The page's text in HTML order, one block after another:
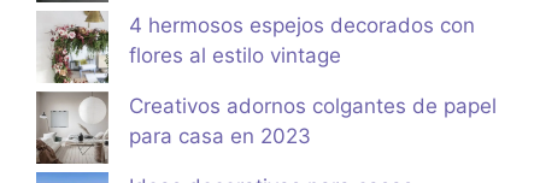
4 hermosos espejos decorados con
flores al estilo vintage
Creativos adornos colgantes de papel
para casa en 2023